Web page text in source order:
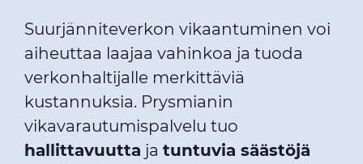
Suurjänniteverkon vikaantuminen voi
aiheuttaa laajaa vahinkoa ja tuoda
verkonhaltijalle merkittäviä
kustannuksia. Prysmianin
vikavarautumispalvelu tuo
hallittavuutta ja tuntuvia säästöjä